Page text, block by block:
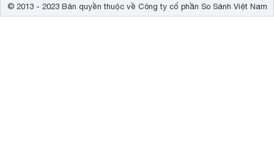
© 2013 - 2023 Bản quyền thuộc về Công ty cổ phần So Sánh Việt Nam